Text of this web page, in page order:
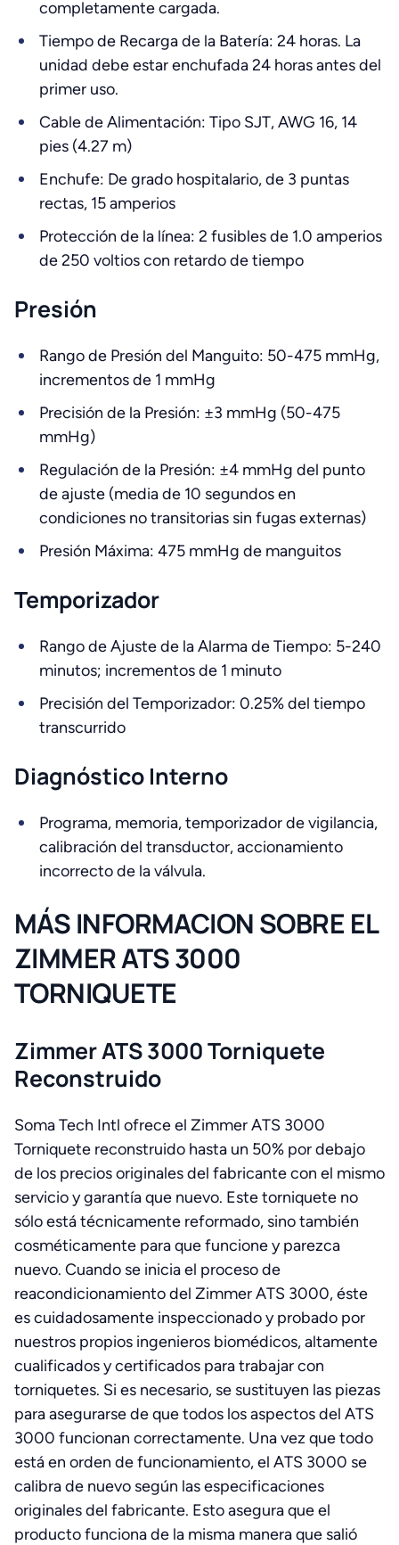
completamente cargada.
Tiempo de Recarga de la Batería: 24 horas. La
unidad debe estar enchufada 24 horas antes del
primer uso.
Cable de Alimentación: Tipo SJT, AWG 16, 14
pies (4.27 m)
Enchufe: De grado hospitalario, de 3 puntas
rectas, 15 amperios
Protección de la línea: 2 fusibles de 1.0 amperios
de 250 voltios con retardo de tiempo
Presión
Rango de Presión del Manguito: 50-475 mmHg,
incrementos de 1 mmHg
Precisión de la Presión: ±3 mmHg (50-475
mmHg)
Regulación de la Presión: ±4 mmHg del punto
de ajuste (media de 10 segundos en
condiciones no transitorias sin fugas externas)
Presión Máxima: 475 mmHg de manguitos
Temporizador
Rango de Ajuste de la Alarma de Tiempo: 5-240
minutos; incrementos de 1 minuto
Precisión del Temporizador: 0.25% del tiempo
transcurrido
Diagnóstico Interno
Programa, memoria, temporizador de vigilancia,
calibración del transductor, accionamiento
incorrecto de la válvula.
MÁS INFORMACION SOBRE EL
ZIMMER ATS 3000
TORNIQUETE
Zimmer ATS 3000 Torniquete
Reconstruido
Soma Tech Intl ofrece el Zimmer ATS 3000
Torniquete reconstruido hasta un 50% por debajo
de los precios originales del fabricante con el mismo
servicio y garantía que nuevo. Este torniquete no
sólo está técnicamente reformado, sino también
cosméticamente para que funcione y parezca
nuevo. Cuando se inicia el proceso de
reacondicionamiento del Zimmer ATS 3000, éste
es cuidadosamente inspeccionado y probado por
nuestros propios ingenieros biomédicos, altamente
cualificados y certificados para trabajar con
torniquetes. Si es necesario, se sustituyen las piezas
para asegurarse de que todos los aspectos del ATS
3000 funcionan correctamente. Una vez que todo
está en orden de funcionamiento, el ATS 3000 se
calibra de nuevo según las especificaciones
originales del fabricante. Esto asegura que el
producto funciona de la misma manera que salió